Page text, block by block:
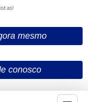
mesmo
conosco